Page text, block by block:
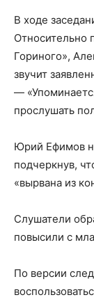
В ходе
Относительно
Гориного»,
звучит
—
прослушать
Юрий Ефимов
подчеркнув,
«вырвана из
Слушатели
повысили с
По версии